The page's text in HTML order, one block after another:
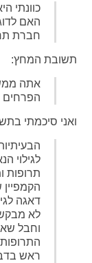
כוונתי
האם
חברת
תשובת המחץ:
אתה ממש
הפרחים
ואני סיכמתי
לגילוי
תרופות
דאגה
לא מבקש
וחבל
ראש